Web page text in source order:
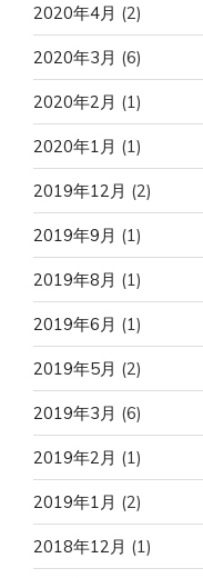
2020年4月 (2)
2020年3月 (6)
2020年2月 (1)
2020年1月 (1)
2019年12月 (2)
2019年9月 (1)
2019年8月 (1)
2019年6月 (1)
2019年5月 (2)
2019年3月 (6)
2019年2月 (1)
2019年1月 (2)
2018年12月 (1)